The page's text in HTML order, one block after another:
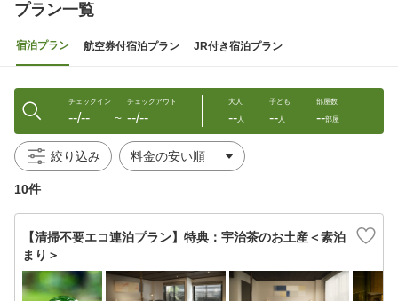
プラン一覧
宿泊プラン 航空券付宿泊プラン JR付き宿泊プラン
チェックイン
--/-- 〜
チェックアウト
--/--
大人
--人
子ども
--人
部屋数
--部屋
絞り込み
10件
【清掃不要エコ連泊プラン】特典：宇治茶のお土産＜素泊
まり＞